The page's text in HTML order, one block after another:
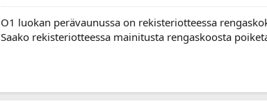
O1 luokan perävaunussa on rekisteriotteessa
Saako rekisteriotteessa mainitusta rengaskoosta